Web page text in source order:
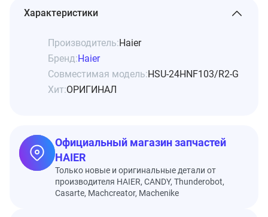
Характеристики
Производитель:Haier
Бренд:Haier
Совместимая модель:HSU-24HNF103/R2-G
Хит:ОРИГИНАЛ
Официальный магазин запчастей
HAIER
Только новые и оригинальные детали от
производителя HAIER, CANDY, Thunderobot,
Casarte, Machcreator, Machenike